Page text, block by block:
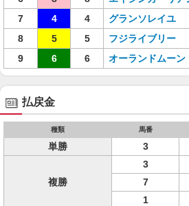
7
4 4 グランソレイユ
8
5 5 フジライブリー
9
6 6 オーランドムーン
払戻金
種類 馬番
単勝 3
複勝
3
7
1